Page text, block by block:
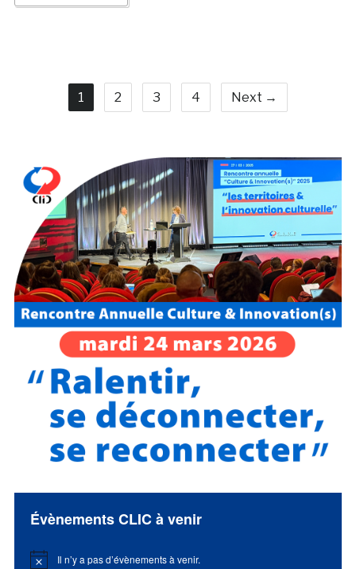
1 2 3 4 Next →
Évènements CLIC à venir
Notice Il n’y a pas d’évènements à venir.